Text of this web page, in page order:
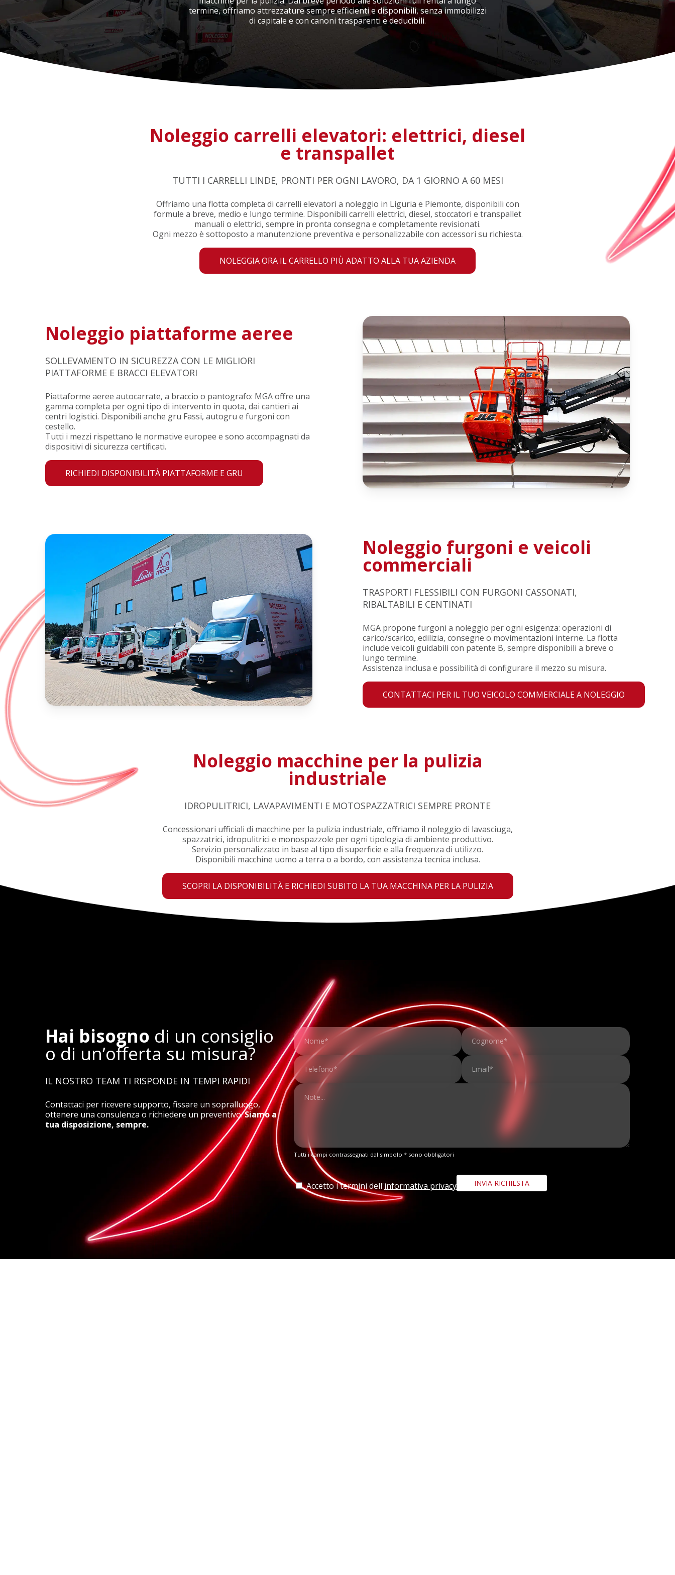
ATTREZZATURE E PRODOTTI
COMPLEMENTARI
SOLLEVAMENTO
RICAMBI LINDE
termine, offriamo attrezzature sempre efficienti e disponibili, senza immobilizzi
di capitale e con canoni trasparenti e deducibili.
Noleggio carrelli elevatori: elettrici, diesel
e transpallet
TUTTI I CARRELLI LINDE, PRONTI PER OGNI LAVORO, DA 1 GIORNO A 60 MESI
Offriamo una flotta completa di carrelli elevatori a noleggio in Liguria e Piemonte, disponibili con
formule a breve, medio e lungo termine. Disponibili carrelli elettrici, diesel, stoccatori e transpallet
manuali o elettrici, sempre in pronta consegna e completamente revisionati.
Ogni mezzo è sottoposto a manutenzione preventiva e personalizzabile con accessori su richiesta.
NOLEGGIA ORA IL CARRELLO PIÙ ADATTO ALLA TUA AZIENDA
Noleggio piattaforme aeree
SOLLEVAMENTO IN SICUREZZA CON LE MIGLIORI
PIATTAFORME E BRACCI ELEVATORI
Piattaforme aeree autocarrate, a braccio o pantografo: MGA offre una
gamma completa per ogni tipo di intervento in quota, dai cantieri ai
centri logistici. Disponibili anche gru Fassi, autogru e furgoni con
cestello.
Tutti i mezzi rispettano le normative europee e sono accompagnati da
dispositivi di sicurezza certificati.
RICHIEDI DISPONIBILITÀ PIATTAFORME E GRU
Noleggio furgoni e veicoli
commerciali
TRASPORTI FLESSIBILI CON FURGONI CASSONATI,
RIBALTABILI E CENTINATI
MGA propone furgoni a noleggio per ogni esigenza: operazioni di
carico/scarico, edilizia, consegne o movimentazioni interne. La flotta
include veicoli guidabili con patente B, sempre disponibili a breve o
lungo termine.
Assistenza inclusa e possibilità di configurare il mezzo su misura.
CONTATTACI PER IL TUO VEICOLO COMMERCIALE A NOLEGGIO
Noleggio macchine per la pulizia
industriale
IDROPULITRICI, LAVAPAVIMENTI E MOTOSPAZZATRICI SEMPRE PRONTE
Concessionari ufficiali di macchine per la pulizia industriale, offriamo il noleggio di lavasciuga,
spazzatrici, idropulitrici e monospazzole per ogni tipologia di ambiente produttivo.
Servizio personalizzato in base al tipo di superficie e alla frequenza di utilizzo.
Disponibili macchine uomo a terra o a bordo, con assistenza tecnica inclusa.
SCOPRI LA DISPONIBILITÀ E RICHIEDI SUBITO LA TUA MACCHINA PER LA PULIZIA
Hai bisogno di un consiglio
o di un’offerta su misura?
IL NOSTRO TEAM TI RISPONDE IN TEMPI RAPIDI
Contattaci per ricevere supporto, fissare un sopralluogo,
ottenere una consulenza o richiedere un preventivo.Siamo a
tua disposizione, sempre.
Tutti i campi contrassegnati dal simbolo * sono obbligatori
Accetto i termini dell'informativa privacy